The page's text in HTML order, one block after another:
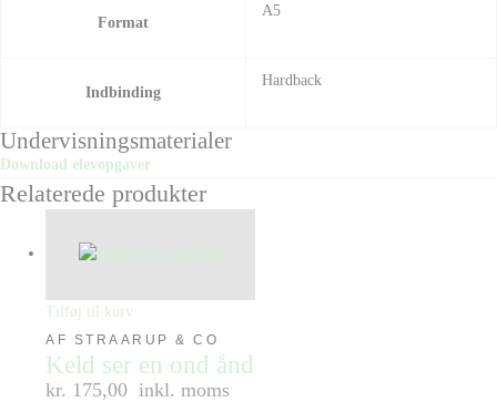
Format
A5
Indbinding
Hardback
Undervisningsmaterialer
Download elevopgaver
Relaterede produkter
Tilføj til kurv
AF STRAARUP & CO
Keld ser en ond ånd
kr. 175,00 inkl. moms